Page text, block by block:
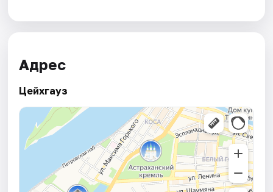
Адрес
Цейхгауз